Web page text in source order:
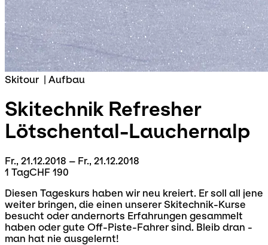
Skitour | Aufbau
Skitechnik Refresher
Lötschental-Lauchernalp
Fr., 21.12.2018 – Fr., 21.12.2018
1 TagCHF 190
Diesen Tageskurs haben wir neu kreiert. Er soll all jene
weiter bringen, die einen unserer Skitechnik-Kurse
besucht oder andernorts Erfahrungen gesammelt
haben oder gute Off-Piste-Fahrer sind. Bleib dran -
man hat nie ausgelernt!